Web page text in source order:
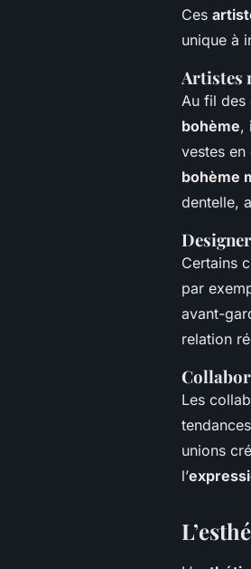
Ces
unique à
Artistes
Au fil des
bohème,
vestes en
bohème
dentelle,
Certains
par
avant-
relation
Les
unions
l’